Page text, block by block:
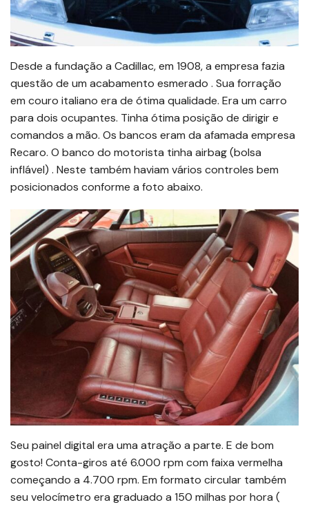
Desde a fundação a Cadillac, em 1908, a empresa fazia
questão de um acabamento esmerado . Sua forração
em couro italiano era de ótima qualidade. Era um carro
para dois ocupantes. Tinha ótima posição de dirigir e
comandos a mão. Os bancos eram da afamada empresa
Recaro. O banco do motorista tinha airbag (bolsa
inflável) . Neste também haviam vários controles bem
posicionados conforme a foto abaixo.
Seu painel digital era uma atração a parte. E de bom
gosto! Conta-giros até 6.000 rpm com faixa vermelha
começando a 4.700 rpm. Em formato circular também
seu velocímetro era graduado a 150 milhas por hora (